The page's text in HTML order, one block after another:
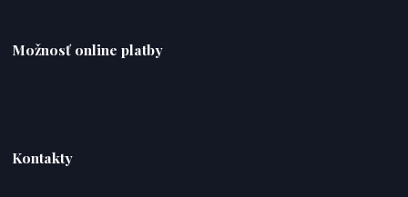
Možnosť online platby
Kontakty